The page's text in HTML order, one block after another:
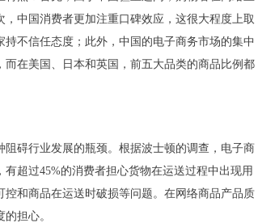
中国消费者更加注重口碑效应，这很大程度上取
不信任态度；此外，中国的电子商务市场的集中
在美国、日本和英国，前五大品类的商品比例都
碍行业发展的瓶颈。根据波士顿的调查，电子商
超过45%的消费者担心货物在运送过程中出现用
和商品在运送时破损等问题。在网络商品产品质
担心。